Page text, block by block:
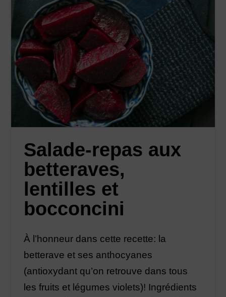
Salade-repas aux
betteraves,
lentilles et
bocconcini
À l’honneur dans cette recette: la
betterave et ses anthocyanes
(antioxydant qu’on retrouve dans tous
les fruits et légumes violets)! Ingrédients